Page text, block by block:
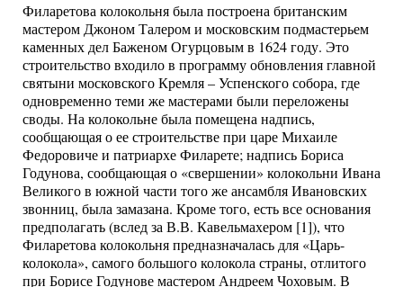
Филаретова колокольня была построена британским
мастером Джоном Талером и московским подмастерьем
каменных дел Баженом Огурцовым в 1624 году. Это
строительство входило в программу обновления главной
святыни московского Кремля – Успенского собора, где
одновременно теми же мастерами были переложены
своды. На колокольне была помещена надпись,
сообщающая о ее строительстве при царе Михаиле
Федоровиче и патриархе Филарете; надпись Бориса
Годунова, сообщающая о «свершении» колокольни Ивана
Великого в южной части того же ансамбля Ивановских
звонниц, была замазана. Кроме того, есть все основания
предполагать (вслед за В.В. Кавельмахером [1]), что
Филаретова колокольня предназначалась для «Царь-
колокола», самого большого колокола страны, отлитого
при Борисе Годунове мастером Андреем Чоховым. В